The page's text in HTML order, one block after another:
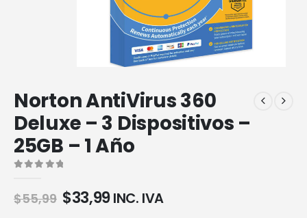
Norton AntiVirus 360
Deluxe – 3 Dispositivos –
25GB – 1 Año
$55,99 $33,99INC. IVA